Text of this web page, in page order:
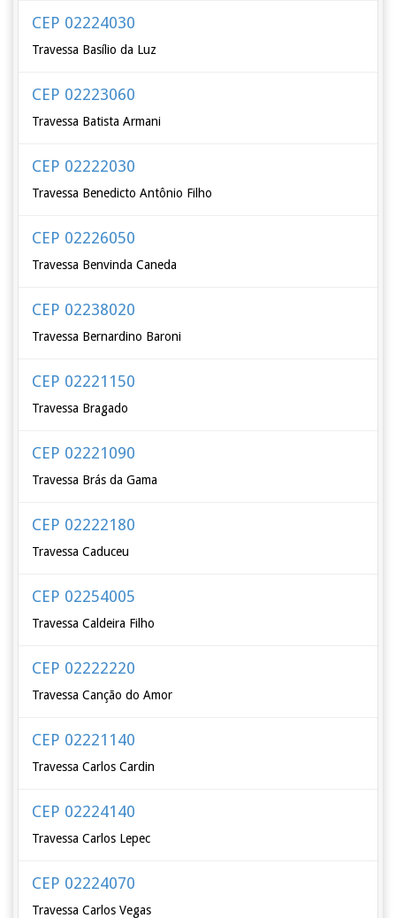
CEP 02224030
Travessa Basílio da Luz
CEP 02223060
Travessa Batista Armani
CEP 02222030
Travessa Benedicto Antônio Filho
CEP 02226050
Travessa Benvinda Caneda
CEP 02238020
Travessa Bernardino Baroni
CEP 02221150
Travessa Bragado
CEP 02221090
Travessa Brás da Gama
CEP 02222180
Travessa Caduceu
CEP 02254005
Travessa Caldeira Filho
CEP 02222220
Travessa Canção do Amor
CEP 02221140
Travessa Carlos Cardin
CEP 02224140
Travessa Carlos Lepec
CEP 02224070
Travessa Carlos Vegas